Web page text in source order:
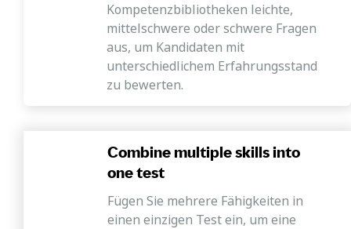
Kompetenzbibliotheken leichte,
mittelschwere oder schwere Fragen
aus, um Kandidaten mit
unterschiedlichem Erfahrungsstand
zu bewerten.
Combine multiple skills into
one test
Fügen Sie mehrere Fähigkeiten in
einen einzigen Test ein, um eine